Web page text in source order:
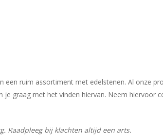
een ruim assortiment met edelstenen. Al onze
je graag met het vinden hiervan. Neem hiervoor
Raadpleeg bij klachten altijd een arts.